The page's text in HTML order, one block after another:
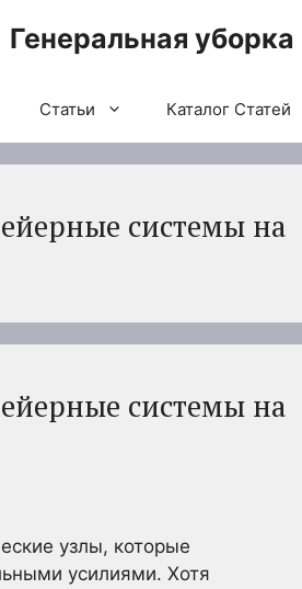
Генеральная уборка
Статьи Каталог Статей
системы на
системы на
узлы, которые
усилиями. Хотя